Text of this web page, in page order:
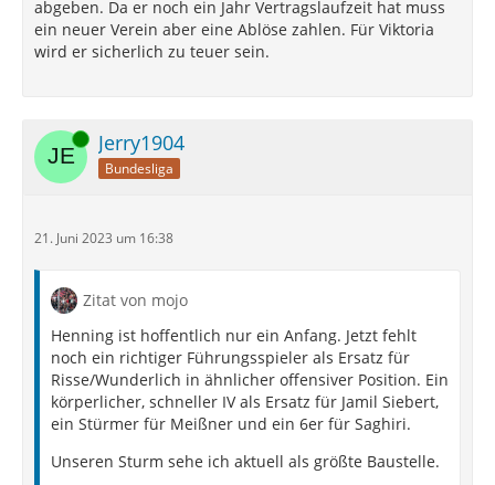
abgeben. Da er noch ein Jahr Vertragslaufzeit hat muss
ein neuer Verein aber eine Ablöse zahlen. Für Viktoria
wird er sicherlich zu teuer sein.
Online Jerry1904
Bundesliga
21. Juni 2023 um 16:38
Zitat von mojo
Henning ist hoffentlich nur ein Anfang. Jetzt fehlt
noch ein richtiger Führungsspieler als Ersatz für
Risse/Wunderlich in ähnlicher offensiver Position. Ein
körperlicher, schneller IV als Ersatz für Jamil Siebert,
ein Stürmer für Meißner und ein 6er für Saghiri.
Unseren Sturm sehe ich aktuell als größte Baustelle.